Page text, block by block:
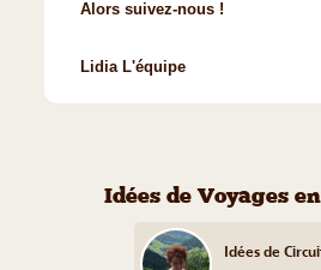
Alors suivez-nous !
Lidia L'équipe
Idées de Voyages
Idées de